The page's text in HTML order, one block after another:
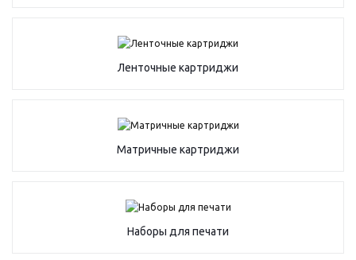
Ленточные картриджи
Матричные картриджи
Наборы для печати